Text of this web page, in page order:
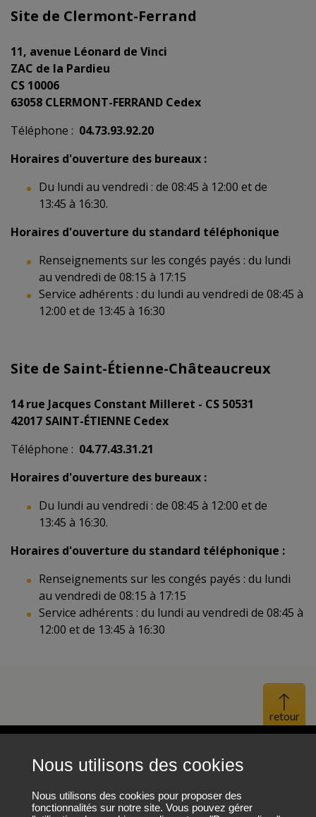
Nous utilisons des cookies
Nous utilisons des cookies pour proposer des
fonctionnalités sur notre site. Vous pouvez gérer
Site de Clermont-Ferrand
11, avenue Léonard de Vinci
ZAC de la Pardieu
CS 10006
63058 CLERMONT-FERRAND Cedex
Téléphone : 04.73.93.92.20
Horaires d'ouverture des bureaux :
Du lundi au vendredi : de 08:45 à 12:00 et de
13:45 à 16:30.
Horaires d'ouverture du standard téléphonique
Renseignements sur les congés payés : du lundi
au vendredi de 08:15 à 17:15
Service adhérents : du lundi au vendredi de 08:45 à
12:00 et de 13:45 à 16:30
Site de Saint-Étienne-Châteaucreux
14 rue Jacques Constant Milleret - CS 50531
42017 SAINT-ÉTIENNE Cedex
Téléphone : 04.77.43.31.21
Horaires d'ouverture des bureaux :
Du lundi au vendredi : de 08:45 à 12:00 et de
13:45 à 16:30.
Horaires d'ouverture du standard téléphonique :
Renseignements sur les congés payés : du lundi
au vendredi de 08:15 à 17:15
Service adhérents : du lundi au vendredi de 08:45 à
12:00 et de 13:45 à 16:30
Haut
Mentions légales
Protection des données personnelles